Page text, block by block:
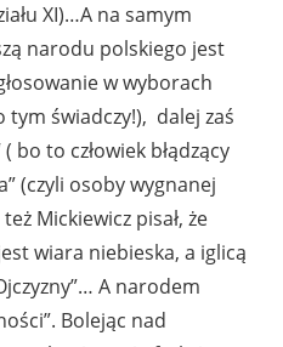
XI)…A na samym
narodu polskiego jest
w wyborach
tym świadczy!), dalej zaś
bo to człowiek błądzący
(czyli osoby wygnanej
Mickiewicz pisał, że
wiara niebieska, a iglicą
A narodem
Bolejąc nad